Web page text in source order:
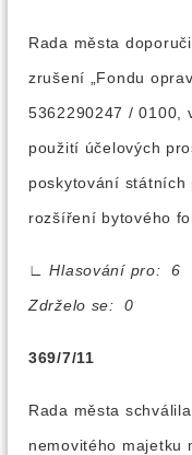
Rada města
zrušení „Fondu
5362290247 / 0100,
použití účelových
poskytování státních
rozšíření bytového
∟
Hlasování
Zdrželo se: 0
369/7/11
Rada města
nemovitého majetku